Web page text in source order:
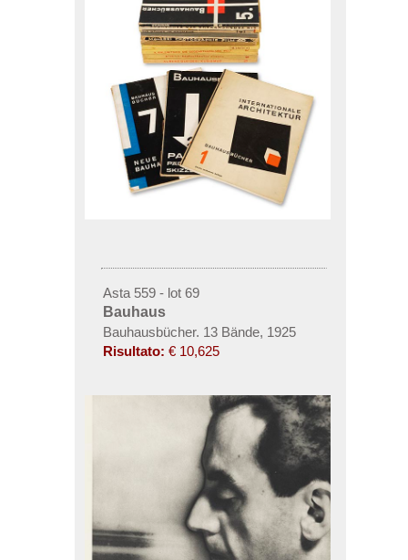
Asta 559 - lot 69
Bauhaus
Bauhausbücher. 13 Bände, 1925
Risultato: € 10,625